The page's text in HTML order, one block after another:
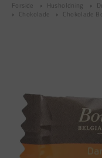
Forside Husholdning
Chokolade
Chokolade